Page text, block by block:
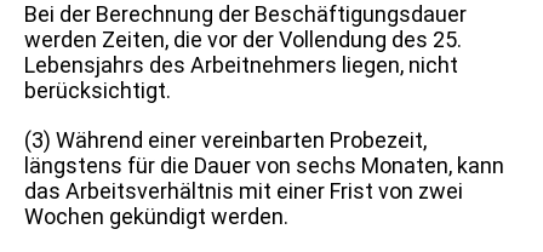
Bei der Berechnung der Beschäftigungsdauer
werden Zeiten, die vor der Vollendung des 25.
Lebensjahrs des Arbeitnehmers liegen, nicht
berücksichtigt.
(3) Während einer vereinbarten Probezeit,
längstens für die Dauer von sechs Monaten, kann
das Arbeitsverhältnis mit einer Frist von zwei
Wochen gekündigt werden.